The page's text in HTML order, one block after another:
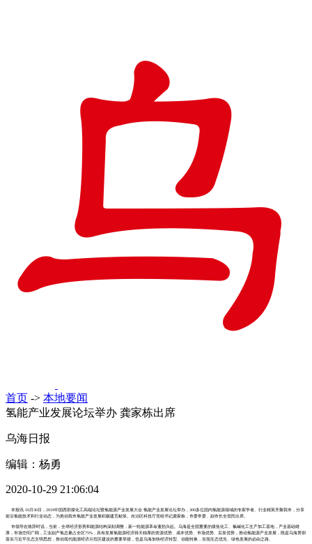
首页 -> 本地要闻
氢能产业发展论坛举办 龚家栋出席
乌海日报
编辑：杨勇
2020-10-29 21:06:04
本报讯 10月30日，2019中国西部煤化工高端论坛暨氢能源产业发展大会·氢能产业发展论坛举办，300多位国内氢能源领域的专家学者、行业精英齐聚我市，分享
前沿氢能技术和行业动态，为推动我市氢能产业发展积极建言献策。自治区科技厅党组书记龚家栋，市委常委、副市长全觉民出席。
市领导在致辞时说，当前，全球经济形势和能源结构深刻调整，新一轮能源革命蓬勃兴起。乌海是全国重要的煤焦化工、氯碱化工生产加工基地，产业基础雄
厚，市场空间广阔，工业副产氢总量占全区75%，具有发展氢能源经济得天独厚的资源优势、成本优势、市场优势、后发优势，推动氢能源产业发展，既是乌海贯彻
落实习近平生态文明思想，推动现代能源经济示范区建设的重要举措，也是乌海加快经济转型、动能转换，实现生态优先、绿色发展的必由之路。